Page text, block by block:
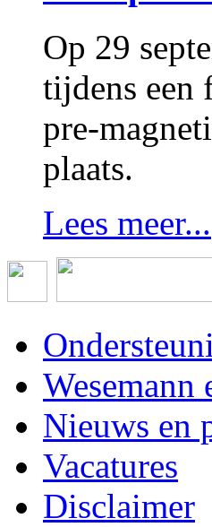
Op 29
tijdens een
pre-
plaats.
Lees meer...
Wesemann
Nieuws en
Vacatures
Disclaimer